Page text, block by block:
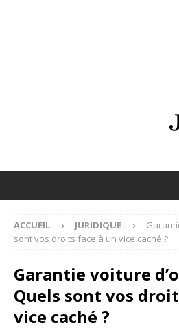
ACCUEIL JURIDIQUE
sont vos droits face à un vice caché ?
Garantie voiture
Quels sont vos
vice caché ?